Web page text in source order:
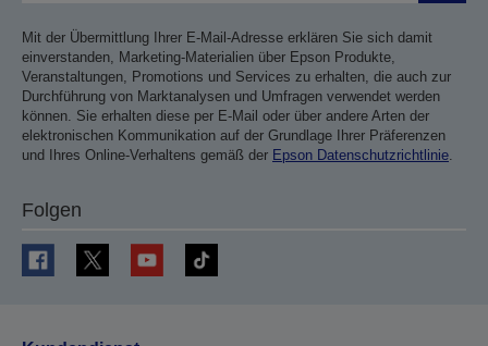
Mit der Übermittlung Ihrer E-Mail-Adresse erklären Sie sich damit
einverstanden, Marketing-Materialien über Epson Produkte,
Veranstaltungen, Promotions und Services zu erhalten, die auch zur
Durchführung von Marktanalysen und Umfragen verwendet werden
können. Sie erhalten diese per E-Mail oder über andere Arten der
elektronischen Kommunikation auf der Grundlage Ihrer Präferenzen
und Ihres Online-Verhaltens gemäß der Epson Datenschutzrichtlinie.
Folgen